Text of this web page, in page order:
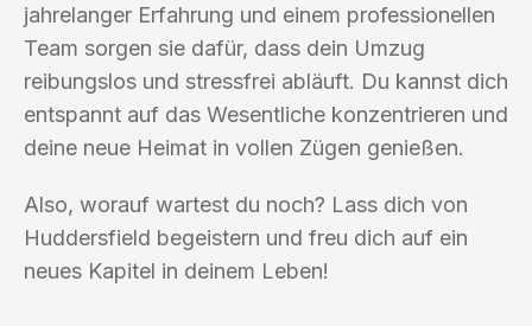
jahrelanger Erfahrung und einem professionellen
Team sorgen sie dafür, dass dein Umzug
reibungslos und stressfrei abläuft. Du kannst dich
entspannt auf das Wesentliche konzentrieren und
deine neue Heimat in vollen Zügen genießen.
Also, worauf wartest du noch? Lass dich von
Huddersfield begeistern und freu dich auf ein
neues Kapitel in deinem Leben!